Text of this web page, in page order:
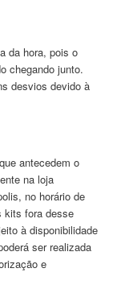
da hora, pois o
chegando junto.
desvios devido à
antecedem o
na loja
no horário de
kits fora desse
à disponibilidade
ser realizada
e